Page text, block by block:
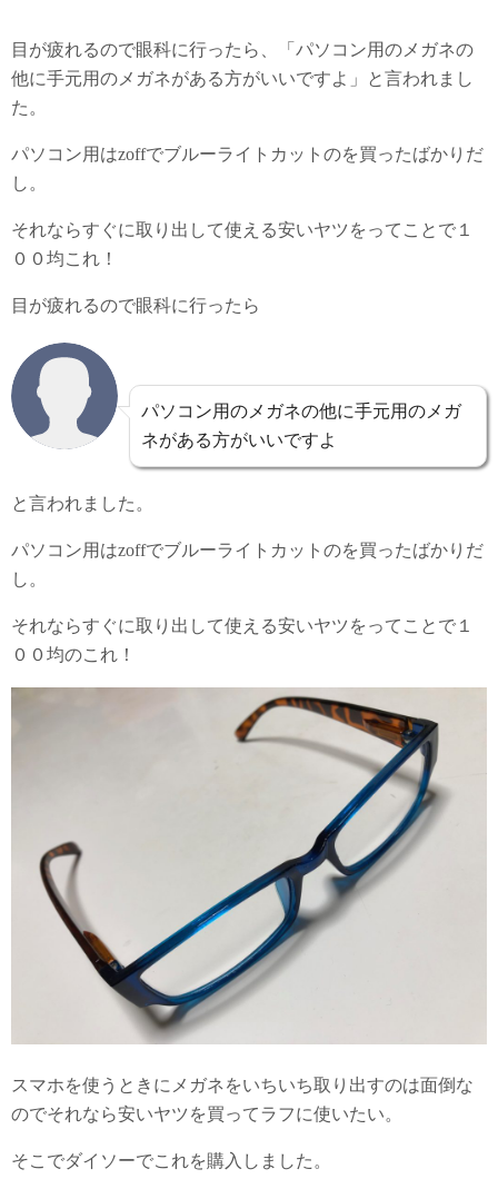
目が疲れるので眼科に行ったら、「パソコン用のメガネの
他に手元用のメガネがある方がいいですよ」と言われまし
た。
パソコン用はzoffでブルーライトカットのを買ったばかりだ
し。
それならすぐに取り出して使える安いヤツをってことで１
００均これ！
目が疲れるので眼科に行ったら
パソコン用のメガネの他に手元用のメガ
ネがある方がいいですよ
と言われました。
パソコン用はzoffでブルーライトカットのを買ったばかりだ
し。
それならすぐに取り出して使える安いヤツをってことで１
００均のこれ！
スマホを使うときにメガネをいちいち取り出すのは面倒な
のでそれなら安いヤツを買ってラフに使いたい。
そこでダイソーでこれを購入しました。